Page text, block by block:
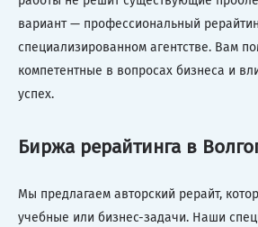
вариант — профессиональный
специализированном агентстве. Вам
компетентные в вопросах бизнеса и
успех.
Биржа рерайтинга в
Мы предлагаем авторский рерайт,
учебные или бизнес-задачи. Наши